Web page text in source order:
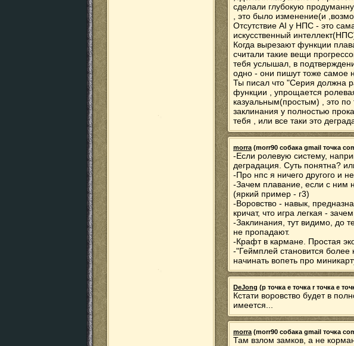
сделали глубокую
, это было изменение(и
Отсутствие AI у НПС - это
искусственный
Когда вырезают функции
считали такие вещи
тебя услышал, в
одно - они пишут тоже самое
Ты писал что "Серия должна
функции , упрощается
казуальным(простым) , это
заклинания у полностью
тебя , или все таки это
morra (morr90 собака gmail точка
-Если ролевую систему,
деградация. Суть понятна?
-Про нпс я ничего другого и
-Зачем плавание, если с ним
(яркий пример - г3)
-Воровство - навык,
кричат, что игра легкая -
-Заклинания, тут видимо, до
не пропадают.
-Крафт в кармане. Простая
-"Геймплей становится
начинать вопеть про
DeJong (p точка e точка r точка e
Кстати воровство будет в
имеется...
morra (morr90 собака gmail точка
Там взлом замков, а не